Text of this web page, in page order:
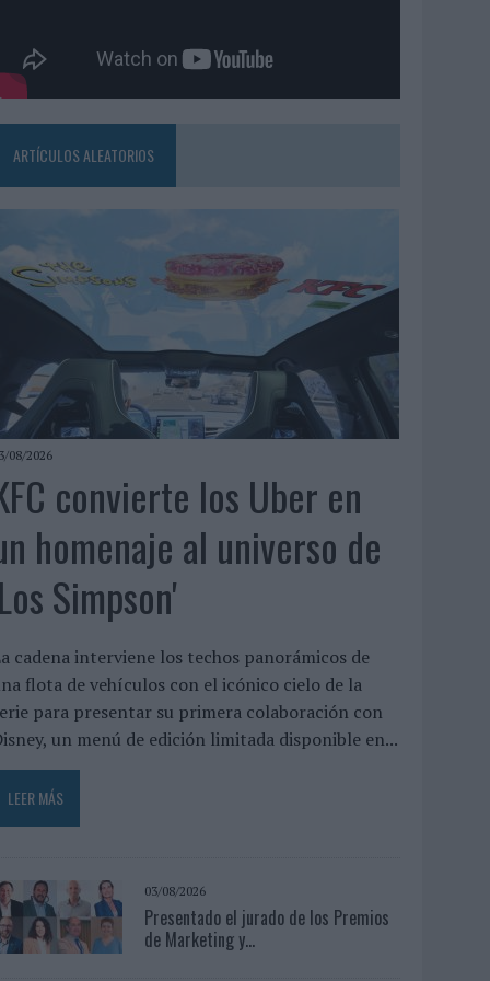
ARTÍCULOS ALEATORIOS
08/2026
convierte los Uber en
homenaje al universo de
Simpson'
cadena interviene los techos panorámicos de
flota de vehículos con el icónico cielo de la
para presentar su primera colaboración con
un menú de edición limitada disponible en...
LEER MÁS
03/08/2026
Presentado el jurado de los Premios
de Marketing y...